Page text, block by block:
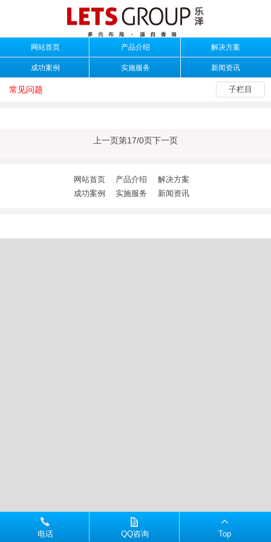
网站首页 产品介绍 解决方案
成功案例 实施服务 新闻资讯
子栏目
常见问题
上一页第17/0页下一页
网站首页 产品介绍
解决方案
成功案例
实施服务 新闻资讯
电话 QQ咨询 Top